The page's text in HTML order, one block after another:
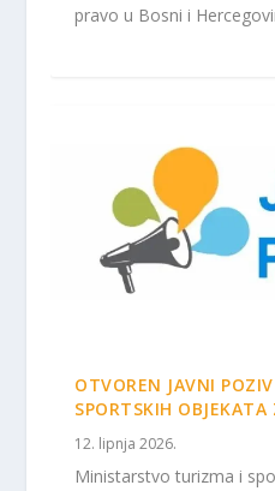
pravo u Bosni i
OTVOREN JAVNI
SPORTSKIH
12. lipnja 2026.
Ministarstvo turizma i